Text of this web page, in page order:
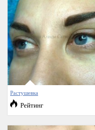
Растушевка
Рейтинг